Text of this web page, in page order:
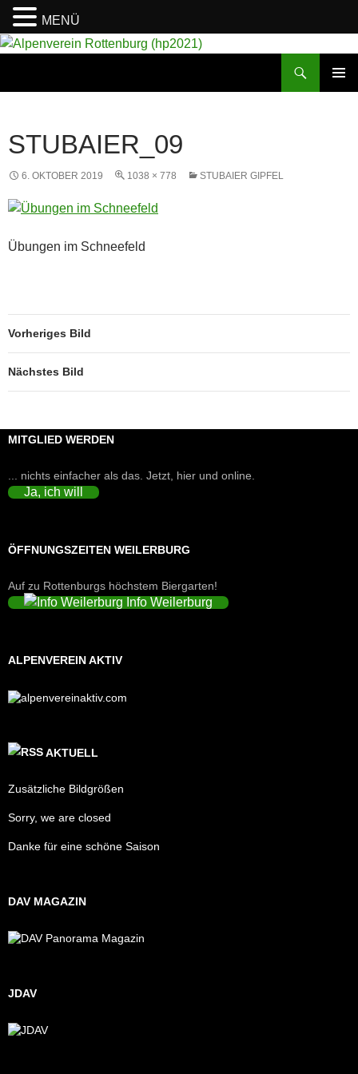
STUBAIER_09
6. OKTOBER 2019 1038 × 778 STUBAIER GIPFEL
Übungen im Schneefeld
Vorheriges Bild
Nächstes Bild
MITGLIED WERDEN
... nichts einfacher als das. Jetzt, hier und online.
Ja, ich will
ÖFFNUNGSZEITEN WEILERBURG
Auf zu Rottenburgs höchstem Biergarten!
Info Weilerburg
ALPENVEREIN AKTIV
AKTUELL
Zusätzliche Bildgrößen
Sorry, we are closed
Danke für eine schöne Saison
DAV MAGAZIN
JDAV
MENÜ